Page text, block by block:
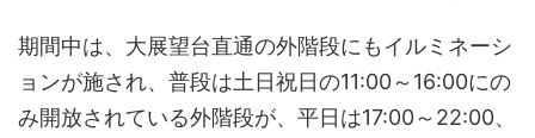
期間中は、大展望台直通の外階段にもイルミネーシ
ョンが施され、普段は土日祝日の11:00～16:00にの
み開放されている外階段が、平日は17:00～22:00、